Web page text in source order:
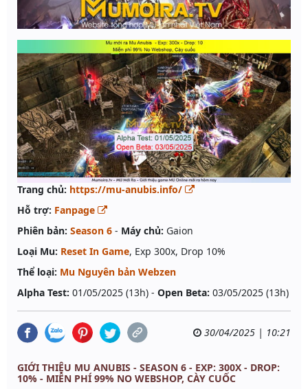
Trang chủ: https://mu-anubis.info/
Hỗ trợ: Fanpage
Phiên bản: Season 6 - Máy chủ: Gaion
Loại Mu: Reset In Game, Exp 300x, Drop 10%
Thể loại: Mu Nguyên bản Webzen
Alpha Test: 01/05/2025 (13h) - Open Beta: 03/05/2025 (13h)
30/04/2025 | 10:21
GIỚI THIỆU MU ANUBIS - SEASON 6 - EXP: 300X - DROP:
10% - MIỄN PHÍ 99% NO WEBSHOP, CÀY CUỐC